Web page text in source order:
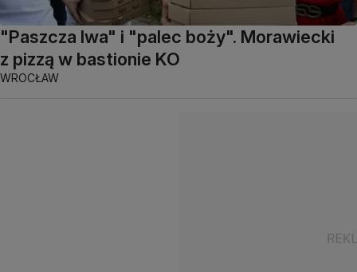
"Paszcza lwa" i "palec boży". Morawiecki
z pizzą w bastionie KO
WROCŁAW